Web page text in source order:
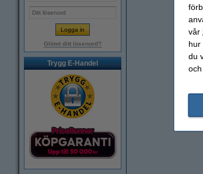
Glömt ditt lösenord?
Trygg E-Handel
vår
hur
du